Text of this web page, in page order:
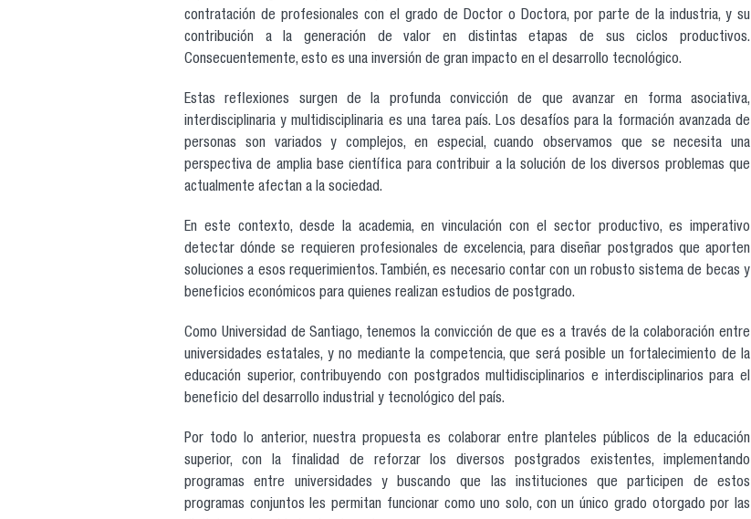
contratación de profesionales con el grado de Doctor o Doctora, por parte de la industria, y su
contribución a la generación de valor en distintas etapas de sus ciclos productivos.
Consecuentemente, esto es una inversión de gran impacto en el desarrollo tecnológico.
Estas reflexiones surgen de la profunda convicción de que avanzar en forma asociativa,
interdisciplinaria y multidisciplinaria es una tarea país. Los desafíos para la formación avanzada de
personas son variados y complejos, en especial, cuando observamos que se necesita una
perspectiva de amplia base científica para contribuir a la solución de los diversos problemas que
actualmente afectan a la sociedad.
En este contexto, desde la academia, en vinculación con el sector productivo, es imperativo
detectar dónde se requieren profesionales de excelencia, para diseñar postgrados que aporten
soluciones a esos requerimientos. También, es necesario contar con un robusto sistema de becas y
beneficios económicos para quienes realizan estudios de postgrado.
Como Universidad de Santiago, tenemos la convicción de que es a través de la colaboración entre
universidades estatales, y no mediante la competencia, que será posible un fortalecimiento de la
educación superior, contribuyendo con postgrados multidisciplinarios e interdisciplinarios para el
beneficio del desarrollo industrial y tecnológico del país.
Por todo lo anterior, nuestra propuesta es colaborar entre planteles públicos de la educación
superior, con la finalidad de reforzar los diversos postgrados existentes, implementando
programas entre universidades y buscando que las instituciones que participen de estos
programas conjuntos les permitan funcionar como uno solo, con un único grado otorgado por las